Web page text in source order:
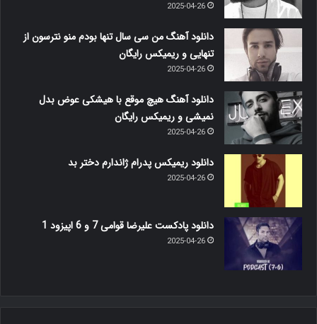
2025-04-26
دانلود آهنگ من سی سال تنها بودم منو نترسون از
تنهایی و ریمیکس رایگان
2025-04-26
دانلود آهنگ هیچ موقع با هیشکی عوض بدل
نمیشی و ریمیکس رایگان
2025-04-26
دانلود ریمیکس پدرام ژاندارم دختر بد
2025-04-26
دانلود پادکست علیرضا قوامی 7 و 6 اپیزود 1
2025-04-26